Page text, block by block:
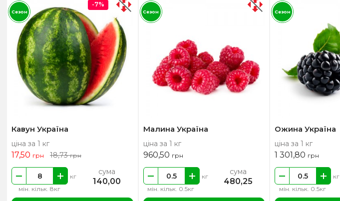
Кавун Україна
ціна за 1 кг
17,50 грн 18,73грн
мін. кільк. 8кг
кг сума
140,00
-7%
Сезон
Малина Україна
ціна за 1 кг
960,50 грн
мін. кільк. 0.5кг
кг сума
480,25
Сезон
Ожина Україна
ціна за 1 кг
1 301,80 грн
мін. кільк. 0.5кг
кг
Сезон